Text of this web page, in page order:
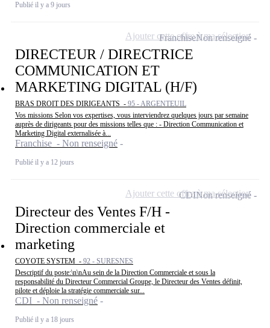
Publié il y a 9 jours
DIRECTEUR / DIRECTRICE
COMMUNICATION ET
MARKETING DIGITAL (H/F)
BRAS DROIT DES DIRIGEANTS - 95 - ARGENTEUIL
Vos missions Selon vos expertises, vous interviendrez quelques jours par semaine
auprès de dirigeants pour des missions telles que : - Direction Communication et
Marketing Digital externalisée à...
Franchise - Non renseigné
Publié il y a 12 jours
FranchiseNon renseigné
Ajouter cette offre à ma sélection
Directeur des Ventes F/H -
Direction commerciale et
marketing
COYOTE SYSTEM - 92 - SURESNES
Descriptif du poste:\n\nAu sein de la Direction Commerciale et sous la
responsabilité du Directeur Commercial Groupe, le Directeur des Ventes définit,
pilote et déploie la stratégie commerciale sur...
CDI - Non renseigné
Publié il y a 18 jours
CDINon renseigné
Ajouter cette offre à ma sélection